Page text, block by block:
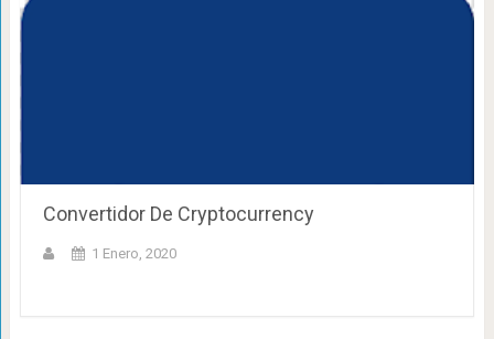
Convertidor De Cryptocurrency
1 Enero, 2020